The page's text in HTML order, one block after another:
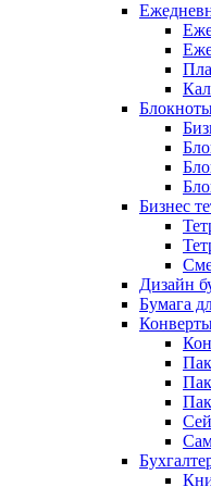
Бизнес
Дизайн
Бумага